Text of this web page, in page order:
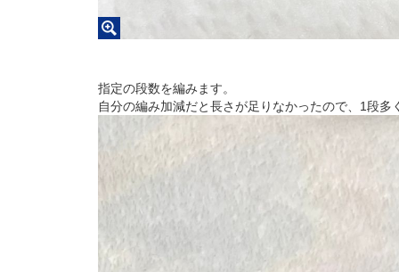
指定の段数を編みます。
自分の編み加減だと長さが足りなかったので、1段多